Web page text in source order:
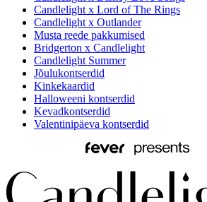
Candlelight x Lord of The Rings
Candlelight x Outlander
Musta reede pakkumised
Bridgerton x Candlelight
Candlelight Summer
Jõulukontserdid
Kinkekaardid
Halloweeni kontserdid
Kevadkontserdid
Valentinipäeva kontserdid